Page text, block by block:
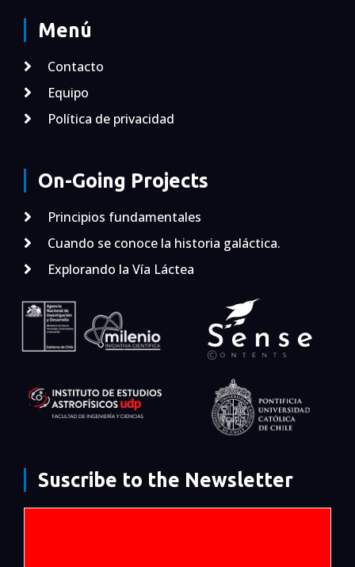
Menú
Contacto
Equipo
Política de privacidad
On-Going Projects
Principios fundamentales
Cuando se conoce la historia galáctica.
Explorando la Vía Láctea
Suscribe to the Newsletter